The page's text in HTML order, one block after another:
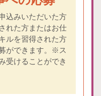
込みいただいた方
れた方またはお仕
ルを習得された方
ができます。※ス
受けることができ